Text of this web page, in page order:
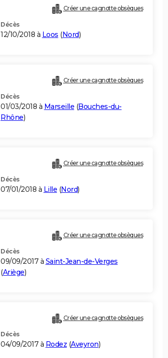
Créer une cagnotte obsèques
Décès
12/10/2018 à Loos (Nord)
Créer une cagnotte obsèques
Décès
01/03/2018 à Marseille (Bouches-du-
Rhône)
Créer une cagnotte obsèques
Décès
07/01/2018 à Lille (Nord)
Créer une cagnotte obsèques
Décès
09/09/2017 à Saint-Jean-de-Verges
(Ariège)
Créer une cagnotte obsèques
Décès
04/09/2017 à Rodez (Aveyron)